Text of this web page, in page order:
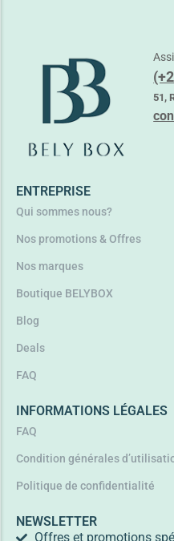
BIO ORIENT COLLAGEN 10ML
16,250TND
Lire la suite
51,
ENTREPRISE
Qui sommes nous?
Nos promotions & Offres
Nos marques
Boutique BELYBOX
Blog
Deals
FAQ
INFORMATIONS LÉGALES
FAQ
Condition générales
Politique de confidentialité
NEWSLETTER
Offres et promotions